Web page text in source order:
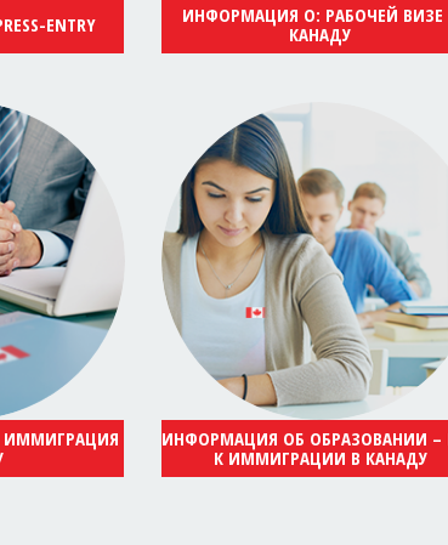
ENTRY
ИНФОРМАЦИЯ О: РАБОЧЕЙ ВИЗЕ
КАНАДУ
ИММИГРАЦИЯ
ИНФОРМАЦИЯ ОБ ОБРАЗОВАНИИ –
К ИММИГРАЦИИ В КАНАДУ